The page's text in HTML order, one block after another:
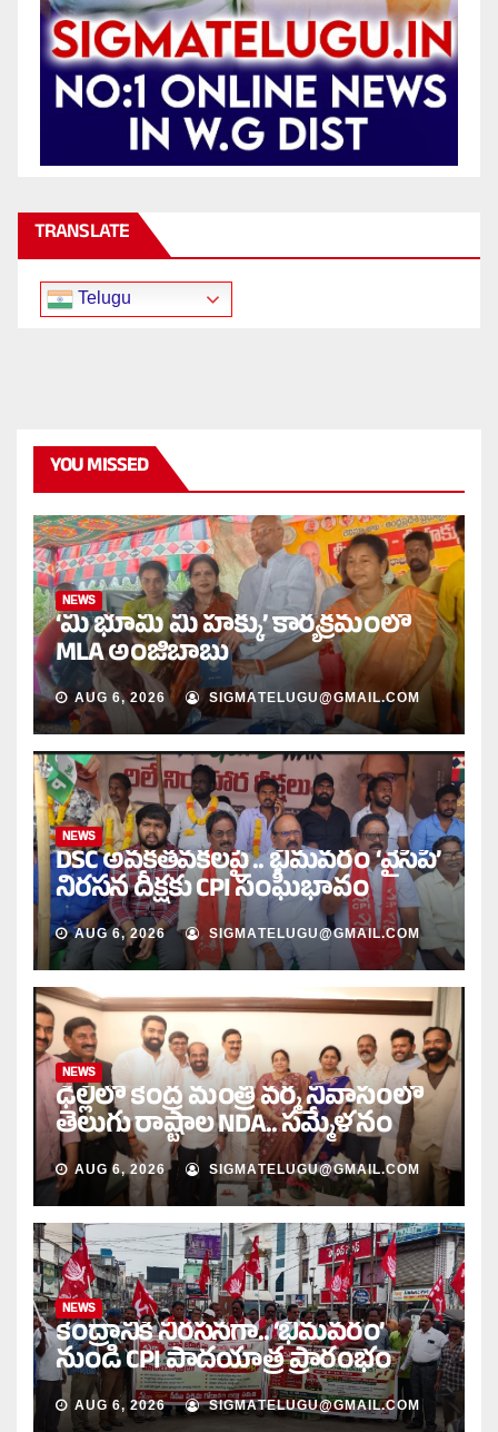
TRANSLATE
Telugu
YOU MISSED
NEWS
‘మీ భూమి మీ హక్కు’ కార్యక్రమంలో
MLA అంజిబాబు
AUG 6, 2026 SIGMATELUGU@GMAIL.COM
NEWS
DSC అవకతవకలపై .. భీమవరం ‘వైసీపీ’
నిరసన దీక్షకు CPI సంఘీభావం
AUG 6, 2026 SIGMATELUGU@GMAIL.COM
NEWS
ఢిల్లీలో కేంద్ర మంత్రి వర్మ నివాసంలో
తెలుగు రాష్ట్రాల NDA.. సమ్మేళనం
AUG 6, 2026 SIGMATELUGU@GMAIL.COM
NEWS
కేంద్రానికి నిరసనగా.. ‘భీమవరం’
నుండి CPI పాదయాత్ర ప్రారంభం
AUG 6, 2026 SIGMATELUGU@GMAIL.COM